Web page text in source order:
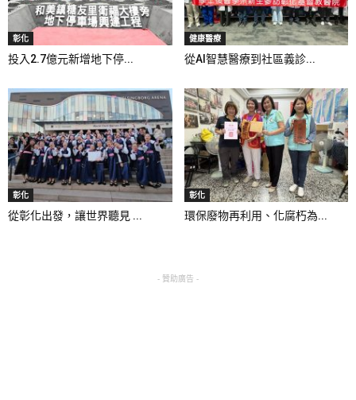
彰化
投入2.7億元新增地下停...
健康醫療
從AI智慧醫療到社區義診...
彰化
從彰化出發，讓世界聽見 ...
彰化
環保廢物再利用、化腐朽為...
- 贊助廣告 -